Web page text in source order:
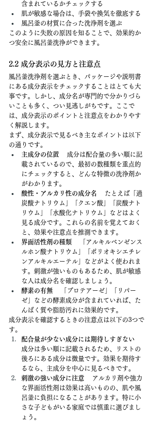
含まれているかチェックする
肌が敏感な場合は、手袋や換気を徹底する
風呂釜の材質に合った洗浄剤を選ぶ
このように失敗の原因を知ることで、効果的か
つ安全に風呂釜洗浄ができます。
2.2 成分表示の見方と注意点
風呂釜洗浄剤を選ぶとき、パッケージや説明書
にある成分表示をチェックすることはとても大
事です。しかし、成分名が専門的で分かりづら
いことも多く、つい見逃しがちです。ここで
は、成分表示のポイントと注意点をわかりやす
く解説します。
まず、成分表示で見るべき主なポイントは以下
の通りです。
主成分の位置 成分は配合量の多い順に記
載されているので、最初の数種類を重点的
にチェックすると、どんな特徴の洗浄剤か
がわかります。
酸性・アルカリ性の成分名 たとえば「過
炭酸ナトリウム」「クエン酸」「炭酸ナト
リウム」「水酸化ナトリウム」などはよく
見る成分です。これらの名前を覚えておく
と、効果や注意点を推測できます。
界面活性剤の種類 「アルキルベンゼンス
ルホン酸ナトリウム」「ポリオキシエチレ
ンアルキルエーテル」などがよく使われま
す。刺激が強いものもあるため、肌が敏感
な人は成分名を確認しましょう。
酵素の有無 「プロテアーゼ」「リパー
ゼ」などの酵素成分が含まれていれば、た
んぱく質や脂肪汚れに効果的です。
成分表示を確認するときの注意点は以下の3つで
す。
配合量が少ない成分には期待しすぎない
成分は多い順に記載されるため、リストの
後ろにある成分は微量です。効果を期待す
るなら、主成分を中心に見るべきです。
刺激の強い成分に注意 アルカリ剤や強力
な界面活性剤は効果は高いものの、肌や風
呂釜に負担になることがあります。特に小
さな子どもがいる家庭では慎重に選びまし
ょう。